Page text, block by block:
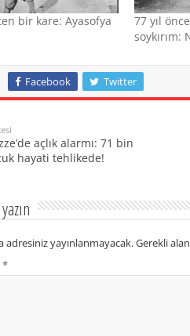
bir kare: Ayasofya
77 yıl
soykırım:
Facebook Twitter
açlık alarmı: 71 bin
hayati tehlikede!
adresiniz yayınlanmayacak.Gerekli
*